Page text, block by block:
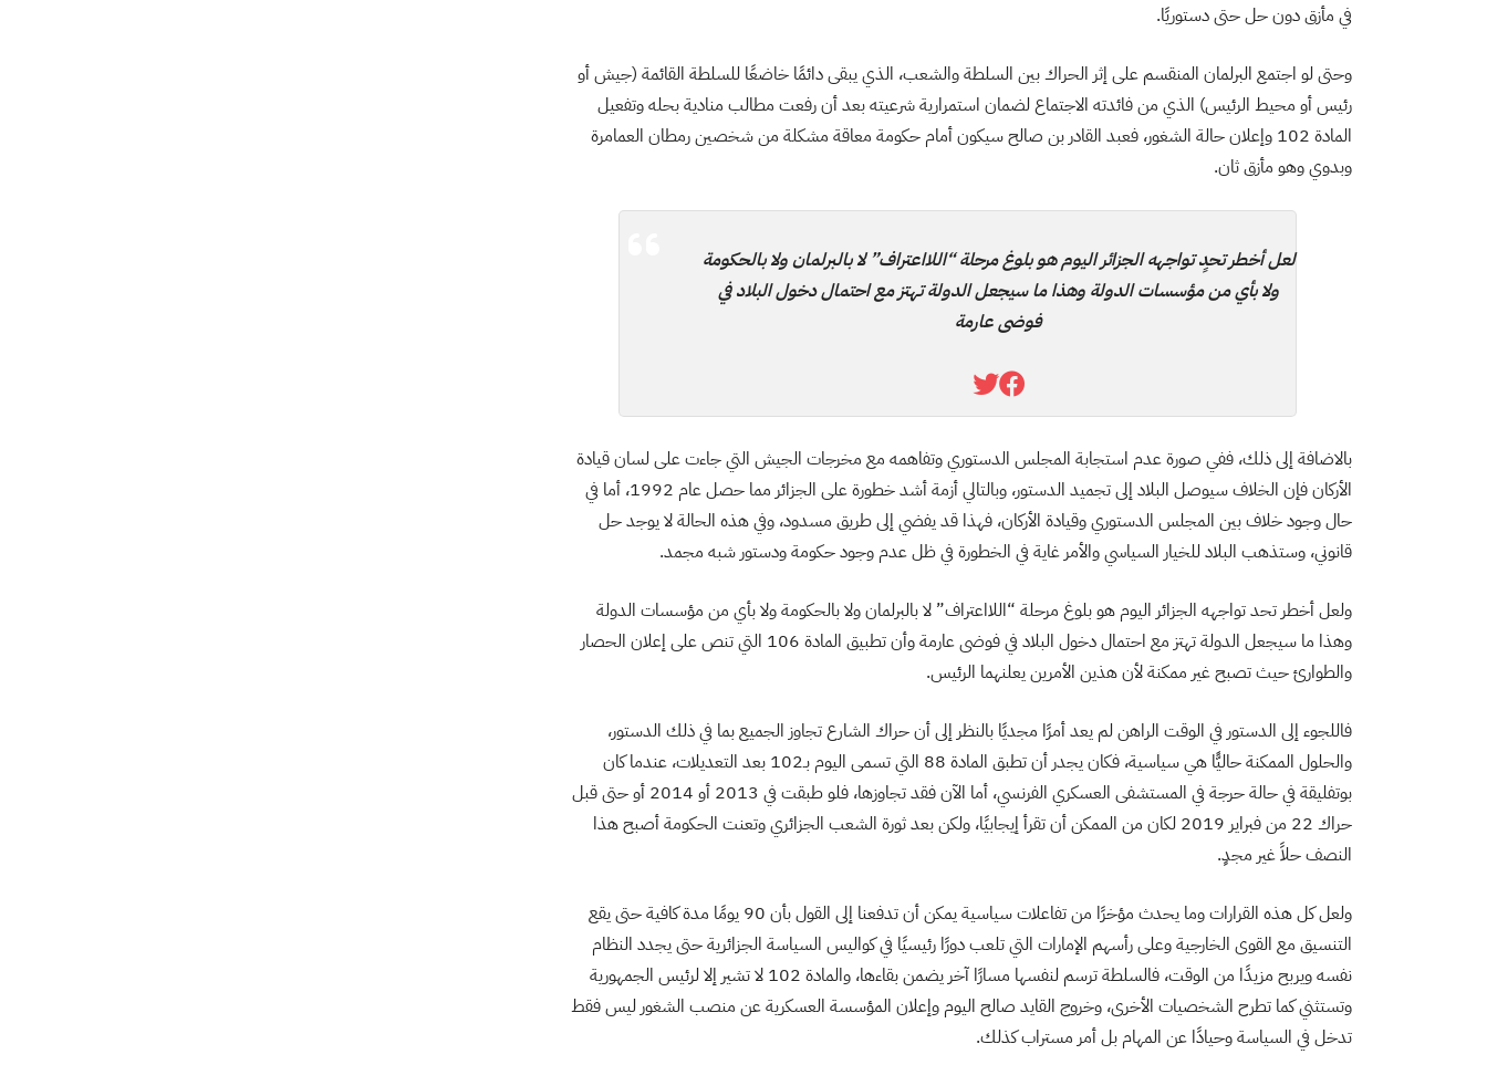
في مأزق دون حل حتى دستوريًا.
وحتى لو اجتمع البرلمان المنقسم على إثر الحراك بين السلطة والشعب، الذي يبقى دائمًا خاضعًا للسلطة القائمة (جيش أو
رئيس أو محيط الرئيس) الذي من فائدته الاجتماع لضمان استمرارية شرعيته بعد أن رفعت مطالب منادية بحله وتفعيل
المادة 102 وإعلان حالة الشغور، فعبد القادر بن صالح سيكون أمام حكومة معاقة مشكلة من شخصين رمطان العمامرة
وبدوي وهو مأزق ثان.
لعل أخطر تحدٍ تواجهه الجزائر اليوم هو بلوغ مرحلة “اللااعتراف” لا بالبرلمان ولا بالحكومة
ولا بأي من مؤسسات الدولة وهذا ما سيجعل الدولة تهتز مع احتمال دخول البلاد في
فوضى عارمة
بالاضافة إلى ذلك، ففي صورة عدم استجابة المجلس الدستوري وتفاهمه مع مخرجات الجيش التي جاءت على لسان قيادة
الأركان فإن الخلاف سيوصل البلاد إلى تجميد الدستور، وبالتالي أزمة أشد خطورة على الجزائر مما حصل عام 1992، أما في
حال وجود خلاف بين المجلس الدستوري وقيادة الأركان، فهذا قد يفضي إلى طريق مسدود، وفي هذه الحالة لا يوجد حل
قانوني، وستذهب البلاد للخيار السياسي والأمر غاية في الخطورة في ظل عدم وجود حكومة ودستور شبه مجمد.
ولعل أخطر تحد تواجهه الجزائر اليوم هو بلوغ مرحلة “اللااعتراف” لا بالبرلمان ولا بالحكومة ولا بأي من مؤسسات الدولة
وهذا ما سيجعل الدولة تهتز مع احتمال دخول البلاد في فوضى عارمة وأن تطبيق المادة 106 التي تنص على إعلان الحصار
والطوارئ حيث تصبح غير ممكنة لأن هذين الأمرين يعلنهما الرئيس.
فاللجوء إلى الدستور في الوقت الراهن لم يعد أمرًا مجديًا بالنظر إلى أن حراك الشارع تجاوز الجميع بما في ذلك الدستور،
والحلول الممكنة حاليًّا هي سياسية، فكان يجدر أن تطبق المادة 88 التي تسمى اليوم بـ102 بعد التعديلات، عندما كان
بوتفليقة في حالة حرجة في المستشفى العسكري الفرنسي، أما الآن فقد تجاوزها، فلو طبقت في 2013 أو 2014 أو حتى قبل
حراك 22 من فبراير 2019 لكان من الممكن أن تقرأ إيجابيًا، ولكن بعد ثورة الشعب الجزائري وتعنت الحكومة أصبح هذا
النصف حلاً غير مجدٍ.
ولعل كل هذه القرارات وما يحدث مؤخرًا من تفاعلات سياسية يمكن أن تدفعنا إلى القول بأن 90 يومًا مدة كافية حتى يقع
التنسيق مع القوى الخارجية وعلى رأسهم الإمارات التي تلعب دورًا رئيسيًا في كواليس السياسة الجزائرية حتى يجدد النظام
نفسه ويربح مزيدًا من الوقت، فالسلطة ترسم لنفسها مسارًا آخر يضمن بقاءها، والمادة 102 لا تشير إلا لرئيس الجمهورية
وتستثني كما تطرح الشخصيات الأخرى، وخروج القايد صالح اليوم وإعلان المؤسسة العسكرية عن منصب الشغور ليس فقط
تدخل في السياسة وحيادًا عن المهام بل أمر مستراب كذلك.